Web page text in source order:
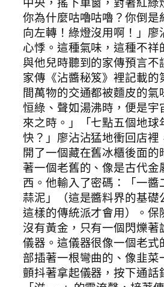
你為什麼咕嚕咕嚕？你倒是
向左轉！綠燈沒用啊！」廖
心悸。這種氣味，這種不祥
與他兒時聽到的家傳預言不
家傳《沾醬秘笈》裡記載的
間萬物的交通都被麵皮的氣
恒綠、聲如湯沸時，便是宇
來之時。」「七點五個地球
快？」廖沾沾猛地衝回店裡
開了一個藏在舊冰櫃後面的
著一個老舊的、像是古代金
西。他輸入了密碼：「一醬
蒜泥」（這是醬料界的基礎
這樣的傳統派才會用）。保
沒有黃金，只有一個閃爍著
儀器。這儀器很像一個老式
部插著一根彎曲的、像韭菜
顫抖著拿起儀器，按下通話